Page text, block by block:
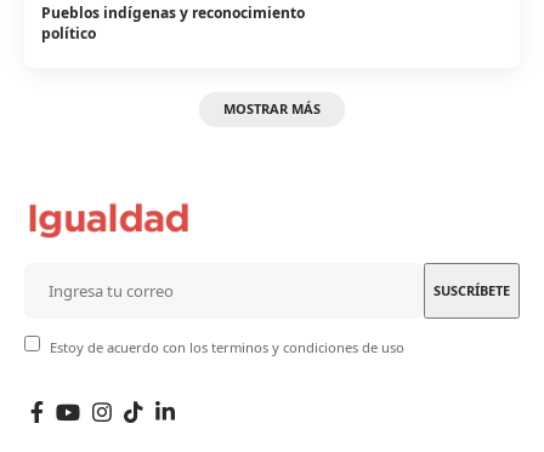
Pueblos indígenas y reconocimiento
político
MOSTRAR MÁS
Estoy de acuerdo con los terminos y condiciones de uso